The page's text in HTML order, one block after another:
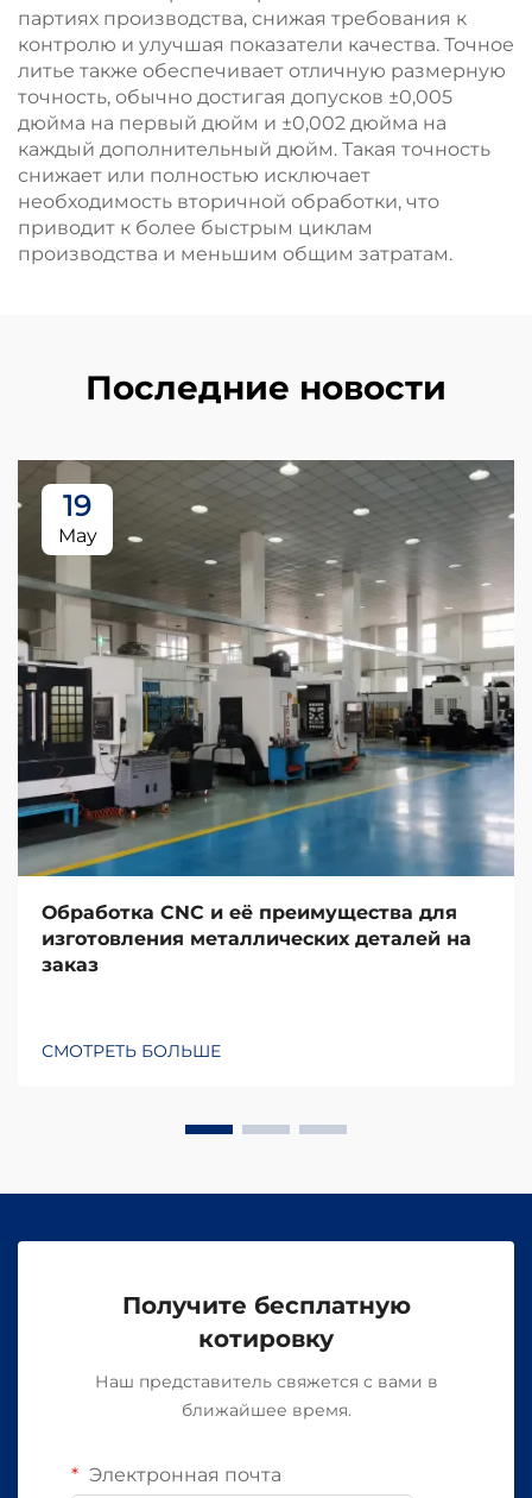
партиях производства, снижая требования к
контролю и улучшая показатели качества. Точное
литье также обеспечивает отличную размерную
точность, обычно достигая допусков ±0,005
дюйма на первый дюйм и ±0,002 дюйма на
каждый дополнительный дюйм. Такая точность
снижает или полностью исключает
необходимость вторичной обработки, что
приводит к более быстрым циклам
производства и меньшим общим затратам.
Последние новости
19
May
Обработка CNC и её преимущества для
изготовления металлических деталей на
заказ
СМОТРЕТЬ БОЛЬШЕ
Получите бесплатную
котировку
Наш представитель свяжется с вами в
ближайшее время.
Электронная почта